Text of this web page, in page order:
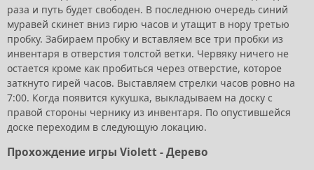
раза и путь будет свободен. В последнюю очередь синий
муравей скинет вниз гирю часов и утащит в нору третью
пробку. Забираем пробку и вставляем все три пробки из
инвентаря в отверстия толстой ветки. Червяку ничего не
остается кроме как пробиться через отверстие, которое
заткнуто гирей часов. Выставляем стрелки часов ровно на
7:00. Когда появится кукушка, выкладываем на доску с
правой стороны чернику из инвентаря. По опустившейся
доске переходим в следующую локацию.
Прохождение игры Violett - Дерево